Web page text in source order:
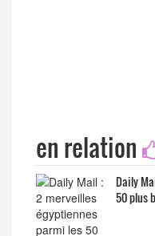
en relation
Daily
50 plus